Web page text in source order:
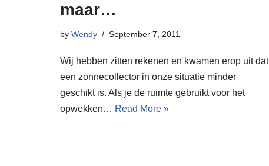
maar…
by Wendy September 7, 2011
Wij hebben zitten rekenen en kwamen erop uit dat
een zonnecollector in onze situatie minder
geschikt is. Als je de ruimte gebruikt voor het
opwekken… Read More »